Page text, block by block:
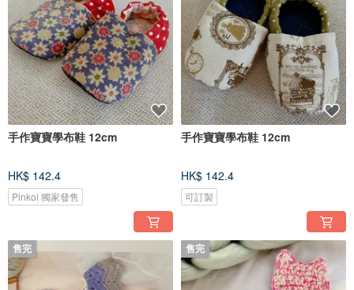
手作寶寶學布鞋 12cm
HK$ 142.4
Pinkoi 獨家發售
手作寶寶學布鞋 12cm
HK$ 142.4
可訂製
售完 售完